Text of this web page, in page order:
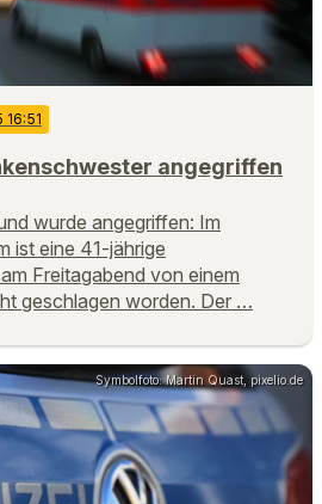
angegriffen
wurde angegriffen: Im
ist eine 41-jährige
Freitagabend von einem
geschlagen worden. Der …
Symbolfoto: Martin Quast, pixelio.de